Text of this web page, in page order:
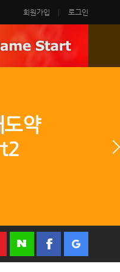
회원가입 로그인